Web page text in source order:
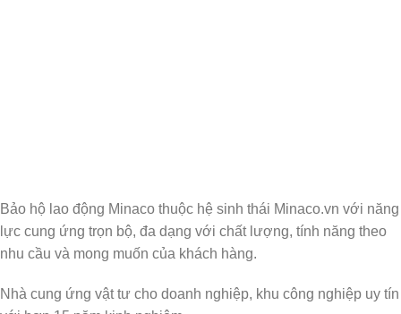
Bảo hộ lao động Minaco thuộc hệ sinh thái Minaco.vn với năng
lực cung ứng trọn bộ, đa dạng với chất lượng, tính năng theo
nhu cầu và mong muốn của khách hàng.
Nhà cung ứng vật tư cho doanh nghiệp, khu công nghiệp uy tín